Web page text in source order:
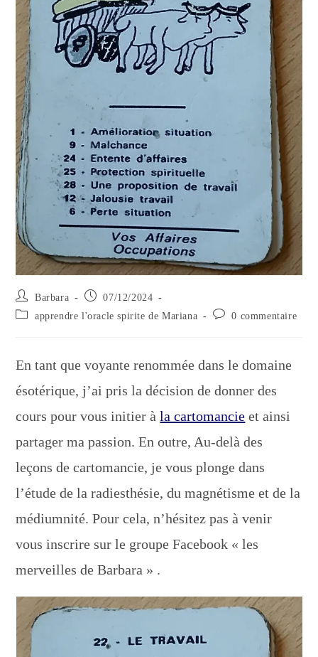
Auteur/autrice
de
Barbara
Publication
07/12/2024
Post apprendre l'oracle spirite de Mariana
Commentaires
0 commentaire
En tant que voyante renommée dans le domaine
ésotérique, j’ai pris la décision de donner des
cours pour vous initier àla cartomancie et ainsi
partager ma passion. En outre, Au-delà des
leçons de cartomancie, je vous plonge dans
l’étude de la radiesthésie, du magnétisme et de la
médiumnité. Pour cela, n’hésitez pas à venir
vous inscrire sur le groupe Facebook « les
merveilles de Barbara » .